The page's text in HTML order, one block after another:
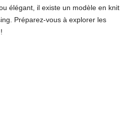
élégant, il existe un modèle en knit
Préparez-vous à explorer les